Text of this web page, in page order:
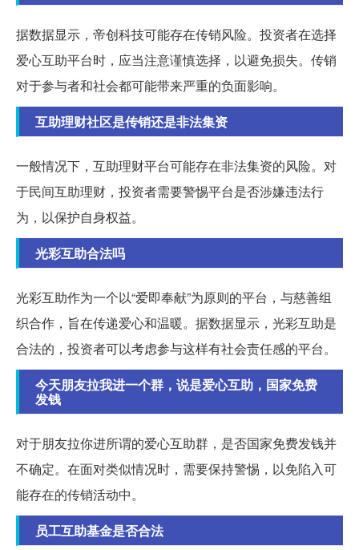
据数据显示，帝创科技可能存在传销风险。投资者在选择
爱心互助平台时，应当注意谨慎选择，以避免损失。传销
对于参与者和社会都可能带来严重的负面影响。
互助理财社区是传销还是非法集资
一般情况下，互助理财平台可能存在非法集资的风险。对
于民间互助理财，投资者需要警惕平台是否涉嫌违法行
为，以保护自身权益。
光彩互助合法吗
光彩互助作为一个以“爱即奉献”为原则的平台，与慈善组
织合作，旨在传递爱心和温暖。据数据显示，光彩互助是
合法的，投资者可以考虑参与这样有社会责任感的平台。
今天朋友拉我进一个群，说是爱心互助，国家免费
发钱
对于朋友拉你进所谓的爱心互助群，是否国家免费发钱并
不确定。在面对类似情况时，需要保持警惕，以免陷入可
能存在的传销活动中。
员工互助基金是否合法